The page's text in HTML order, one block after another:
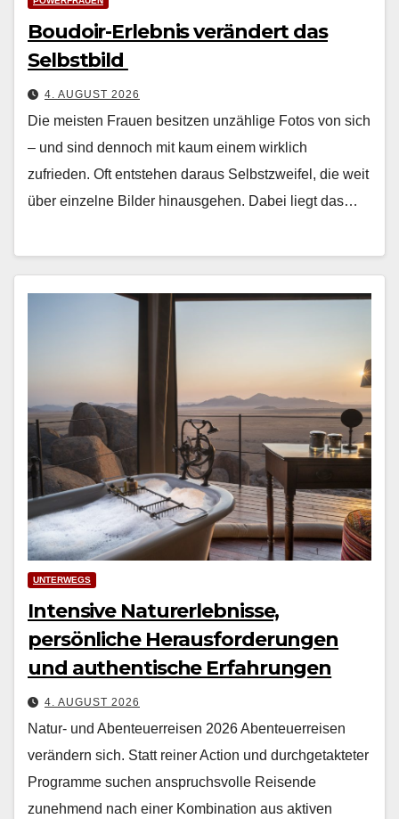
Boudoir-Erlebnis verändert das
Selbstbild
4. AUGUST 2026
Die meis­ten Frauen besitzen unzäh­lige Fotos von sich
– und sind den­noch mit kaum einem wirk­lich
zufrieden. Oft entste­hen daraus Selb­stzweifel, die weit
über einzelne Bilder hin­aus­ge­hen. Dabei liegt das…
UNTERWEGS
Intensive Naturerlebnisse,
persönliche Herausforderungen
und authentische Erfahrungen
4. AUGUST 2026
Natur- und Abenteuerreisen 2026 Aben­teuer­reisen
verän­dern sich. Statt rein­er Action und durchge­tak­teter
Pro­gramme suchen anspruchsvolle Reisende
zunehmend nach ein­er Kom­bi­na­tion aus aktiv­en